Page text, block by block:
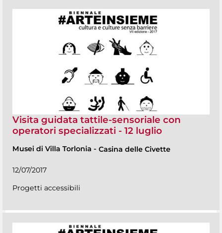
Visita guidata tattile-sensoriale con
operatori specializzati - 12 luglio
Musei di Villa Torlonia - Casina delle Civette
12/07/2017
Progetti accessibili